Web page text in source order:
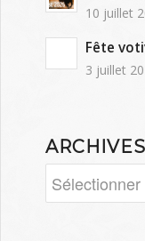
10 juillet
Fête
3 juillet
ARCHIVES